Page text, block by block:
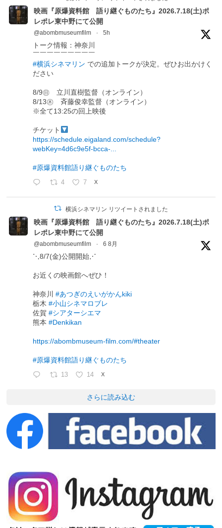
映画『原爆資料館 語り継ぐものたち』2026.7.18(土)ポ
レポレ東中野にて公開
@abombmuseumfilm · 5h
トーク情報：神奈川
￣￣￣￣￣￣￣￣￣
#横浜シネマリン での追加トークが決定。ぜひお出かけく
ださい
8/9㊐ 立川直樹監督（オンライン）
8/13㊍ 斉藤俊幸監督（オンライン）
※全て13:25の回上映後
チケット
https://schedule.eigaland.com/schedule?
webKey=4d6c9e5f-bcca-...
#原爆資料館語り継ぐものたち
4 7 X
横浜シネマリン リツイートされました
映画『原爆資料館 語り継ぐものたち』2026.7.18(土)ポ
レポレ東中野にて公開
@abombmuseumfilm · 6 8月
⋱8/7(金)公開開始⋰
お近くの映画館へぜひ！
神奈川#あつぎのえいがかんkiki
栃木#小山シネマロブレ
佐賀#シアターシエマ
熊本#Denkikan
https://abombmuseum-film.com/#theater
#原爆資料館語り継ぐものたち
13 14 X
さらに読み込む